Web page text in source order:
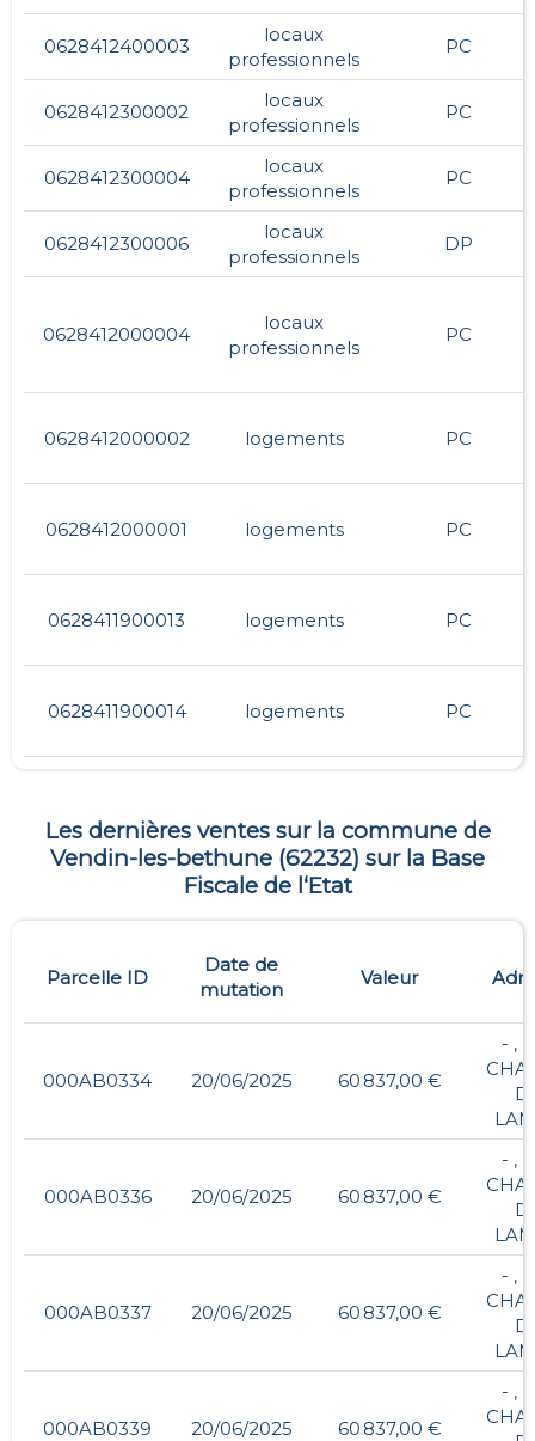
0628412400003
locaux
professionnels
PC
0628412300002
locaux
professionnels
PC
0628412300004
locaux
professionnels
PC
0628412300006
locaux
professionnels
DP
0628412000004
locaux
professionnels
PC
0628412000002 logements PC
0628412000001 logements PC
0628411900013 logements PC
0628411900014 logements PC
Les dernières ventes sur la commune de
Vendin-les-bethune (62232) sur la Base
Fiscale de l‘Etat
Parcelle ID
Date de
mutation
Valeur
000AB0334 20/06/2025 60 837,00 €
- ,
000AB0336 20/06/2025 60 837,00 €
- ,
000AB0337 20/06/2025 60 837,00 €
- ,
000AB0339 20/06/2025 60 837,00 €
- ,